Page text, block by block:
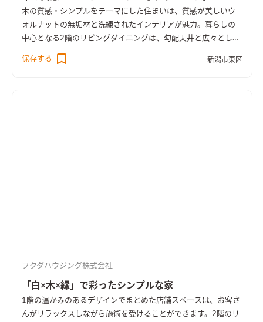
木の質感・シンプルをテーマにした住まいは、質感が美しいウ
ォルナットの無垢材と洗練されたインテリアが魅力。暮らしの
中心となる2階のリビングダイニングは、勾配天井と広々とした
ザイン性に優れたこだわりのキッチンが印象的で、空間を引き立
保存する 新潟市東区
フクダハウジング株式会社
「白×木×緑」で彩ったシンプルな家
1階の温かみのあるデザインでまとめた店舗スペースは、お客さ
んがリラックスしながら施術を受けることができます。2階のリ